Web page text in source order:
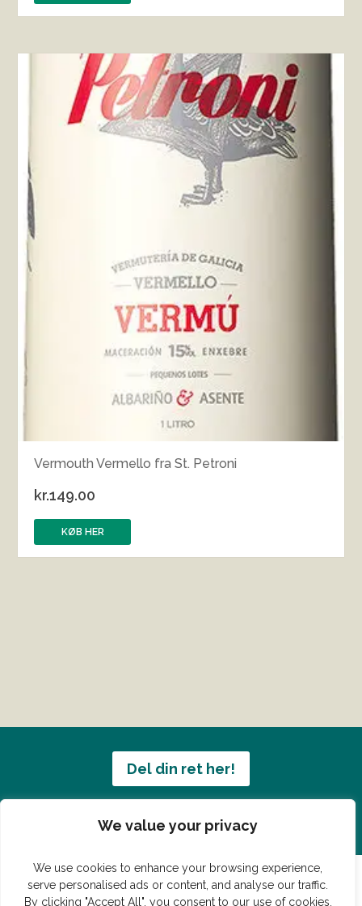
We value your privacy
We use cookies to enhance your browsing experience,
serve personalised ads or content, and analyse our traffic.
By clicking "Accept All", you consent to our use of cookies.
Vermouth Vermello fra St. Petroni
kr.149.00
KØB HER
Del din ret her!
Har du en konge ret du vil dele?